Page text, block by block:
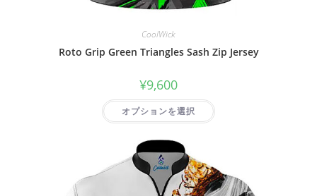
CoolWick
Roto Grip Green Triangles Sash Zip Jersey
¥9,600
オプションを選択